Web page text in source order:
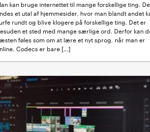
kan bruge internettet til mange forskellige ting.
et utal af hjemmesider, hvor man blandt andet
rundt og blive klogere på forskellige ting. Det er
et sted med mange særlige ord. Derfor kan
føles som om at lære et nyt sprog, når man er
Codecs er bare […]